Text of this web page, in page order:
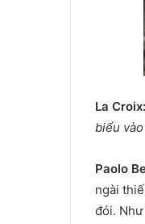
La Croix:
biểu
Paolo
ngài
đói.